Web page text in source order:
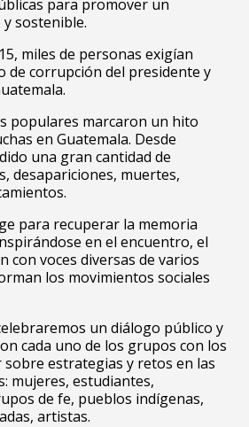
para promover un
sostenible.
miles de personas exigían
de corrupción del presidente y
populares marcaron un hito
en Guatemala. Desde
una gran cantidad de
desapariciones, muertes,
para recuperar la memoria
en el encuentro, el
con voces diversas de varios
los movimientos sociales
un diálogo público y
cada uno de los grupos con los
sobre estrategias y retos en las
mujeres, estudiantes,
de fe, pueblos indígenas,
artistas.